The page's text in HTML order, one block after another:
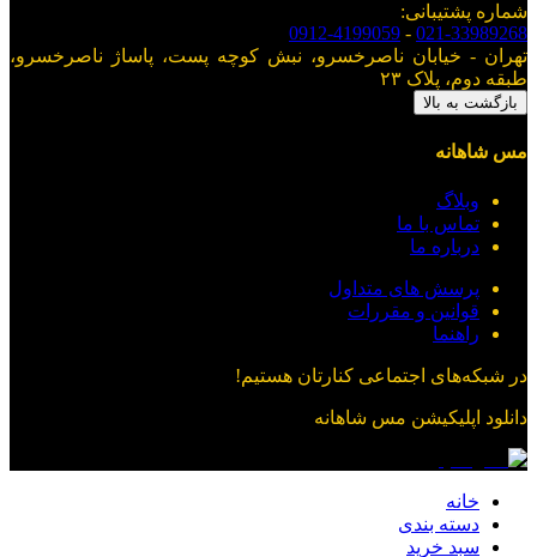
شماره پشتیبانی:
021-33989268
-
0912-4199059
تهران - خیابان ناصرخسرو، نبش کوچه پست، پاساژ ناصرخسرو،
طبقه دوم، پلاک ۲۳
بازگشت به بالا
مس شاهانه
وبلاگ
تماس با ما
درباره ما
پرسش های متداول
قوانین و مقررات
راهنما
در شبکه‌های اجتماعی کنارتان هستیم!
دانلود اپلیکیشن مس شاهانه
خانه
دسته بندی
سبد خرید